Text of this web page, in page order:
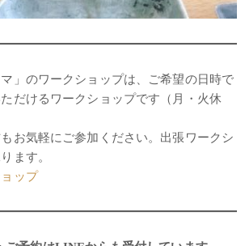
」のワークショップは、ご希望の日時で
だけるワークショップです（月・火休
お気軽にご参加ください。出張ワークシ
ます。
ップ